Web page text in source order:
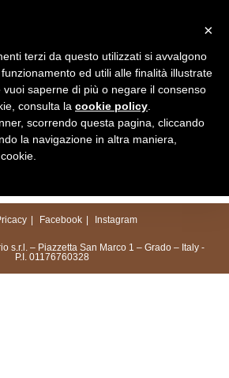
Menu
Facebook Instagram
s.r.l. – Piazzetta San Marco 1 – Grado – Italy -
P.I. 01176760328
×
terzi da questo utilizzati si avvalgono
ed utili alle finalità illustrate
vuoi saperne di più o negare il consenso
consulta la cookie policy
scorrendo questa pagina, cliccando
la navigazione in altra maniera,